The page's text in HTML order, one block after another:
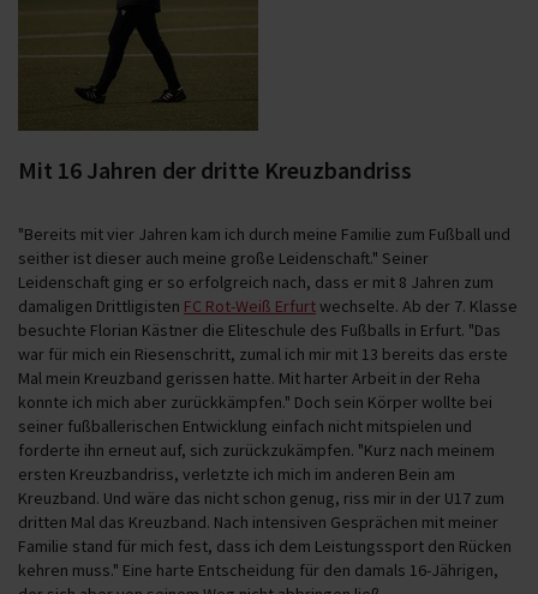
Mit 16 Jahren der dritte Kreuzbandriss
"Bereits mit vier Jahren kam ich durch meine Familie zum Fußball und
seither ist dieser auch meine große Leidenschaft." Seiner
Leidenschaft ging er so erfolgreich nach, dass er mit 8 Jahren zum
damaligen Drittligisten FC Rot-Weiß Erfurtwechselte. Ab der 7. Klasse
besuchte Florian Kästner die Eliteschule des Fußballs in Erfurt. "Das
war für mich ein Riesenschritt, zumal ich mir mit 13 bereits das erste
Mal mein Kreuzband gerissen hatte. Mit harter Arbeit in der Reha
konnte ich mich aber zurückkämpfen." Doch sein Körper wollte bei
seiner fußballerischen Entwicklung einfach nicht mitspielen und
forderte ihn erneut auf, sich zurückzukämpfen. "Kurz nach meinem
ersten Kreuzbandriss, verletzte ich mich im anderen Bein am
Kreuzband. Und wäre das nicht schon genug, riss mir in der U17 zum
dritten Mal das Kreuzband. Nach intensiven Gesprächen mit meiner
Familie stand für mich fest, dass ich dem Leistungssport den Rücken
kehren muss." Eine harte Entscheidung für den damals 16-Jährigen,